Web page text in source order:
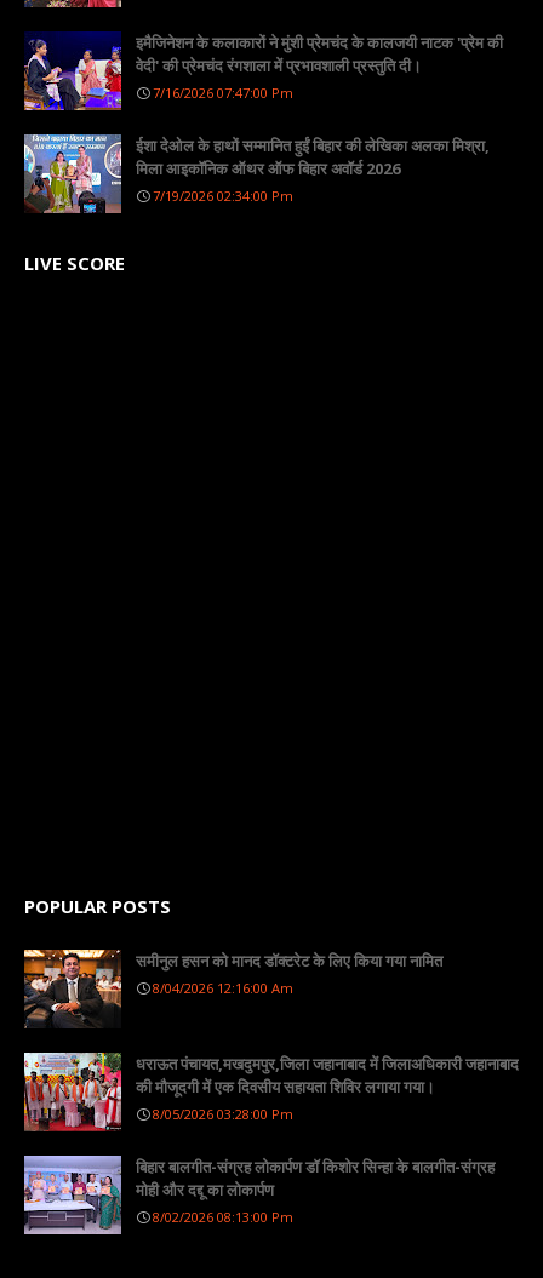
इमैजिनेशन के कलाकारों ने मुंशी प्रेमचंद के कालजयी नाटक 'प्रेम की
वेदी' की प्रेमचंद रंगशाला में प्रभावशाली प्रस्तुति दी।
7/16/2026 07:47:00 Pm
ईशा देओल के हाथों सम्मानित हुईं बिहार की लेखिका अलका मिश्रा,
मिला आइकॉनिक ऑथर ऑफ बिहार अवॉर्ड 2026
7/19/2026 02:34:00 Pm
LIVE SCORE
POPULAR POSTS
समीनुल हसन को मानद डॉक्टरेट के लिए किया गया नामित
8/04/2026 12:16:00 Am
धराऊत पंचायत,मखदुमपुर,जिला जहानाबाद में जिलाअधिकारी जहानाबाद
की मौजूदगी में एक दिवसीय सहायता शिविर लगाया गया।
8/05/2026 03:28:00 Pm
बिहार बालगीत-संग्रह लोकार्पण डॉ किशोर सिन्हा के बालगीत-संग्रह
मोही और दद्दू का लोकार्पण
8/02/2026 08:13:00 Pm